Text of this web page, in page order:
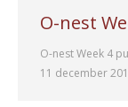
O-nest
O-nest Week 4
11 december